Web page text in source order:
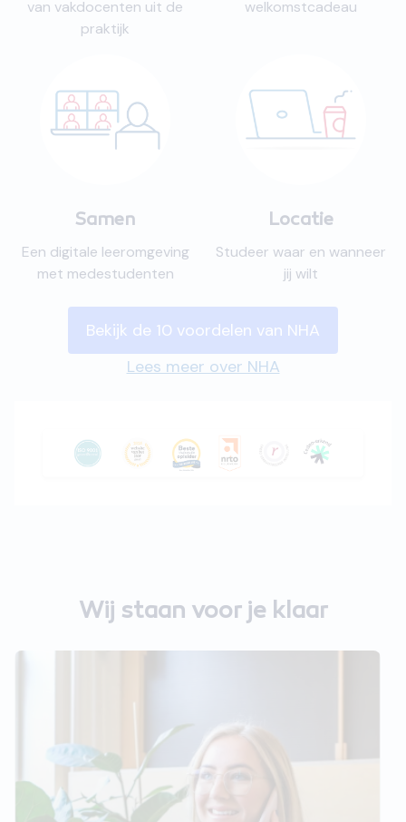
van vakdocenten uit de
praktijk
welkomstcadeau
Samen
Een digitale leeromgeving
met medestudenten
Locatie
Studeer waar en wanneer
jij wilt
Bekijk de 10 voordelen van NHA
Lees meer over NHA
Wij staan voor je klaar